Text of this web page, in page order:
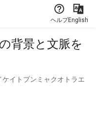
ヘルプEnglish
背景と文脈を
イトブンミャクオトラエ